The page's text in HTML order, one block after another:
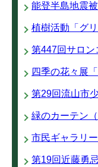
能登半島地震
植樹活動「グ
第447回サロン
四季の花々展「
第29回流山市
緑のカーテン
市民ギャラリ
第19回近藤勇忌